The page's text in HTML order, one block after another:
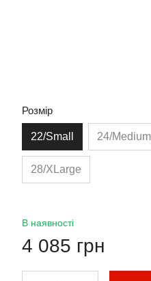
Розмір
22/Small 24/Medium
28/XLarge
В наявності
4 085 грн